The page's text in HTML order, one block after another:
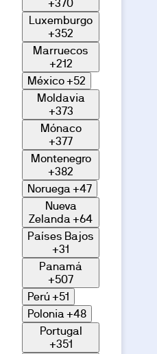
+370
Luxemburgo
+352
Marruecos
+212
México+52
Moldavia
+373
Mónaco
+377
Montenegro
+382
Noruega+47
Nueva
Zelanda+64
Países Bajos
+31
Panamá
+507
Perú +51
Polonia+48
Portugal
+351